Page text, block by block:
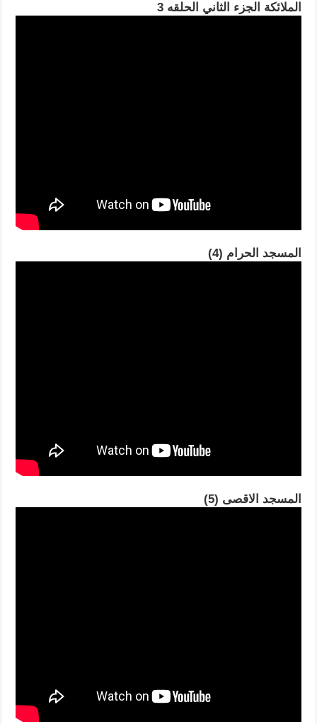
الملائكة الجزء الثاني الحلقه 3
المسجد الحرام (4)
المسجد الاقصى (5)